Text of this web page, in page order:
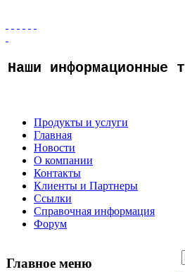
Наши информационные
Продукты и услуги
Главная
Новости
О компании
Контакты
Клиенты и Партнеры
Ссылки
Справочная информация
Форум
Главное меню